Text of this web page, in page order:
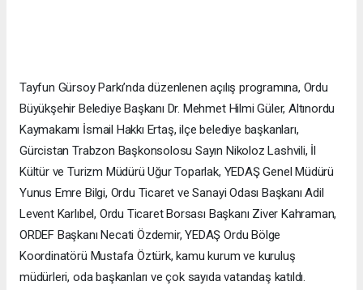
Tayfun Gürsoy Parkı’nda düzenlenen açılış programına, Ordu
Büyükşehir Belediye Başkanı Dr. Mehmet Hilmi Güler, Altınordu
Kaymakamı İsmail Hakkı Ertaş, ilçe belediye başkanları,
Gürcistan Trabzon Başkonsolosu Sayın Nikoloz Lashvili, İl
Kültür ve Turizm Müdürü Uğur Toparlak, YEDAŞ Genel Müdürü
Yunus Emre Bilgi, Ordu Ticaret ve Sanayi Odası Başkanı Adil
Levent Karlıbel, Ordu Ticaret Borsası Başkanı Ziver Kahraman,
ORDEF Başkanı Necati Özdemir, YEDAŞ Ordu Bölge
Koordinatörü Mustafa Öztürk, kamu kurum ve kuruluş
müdürleri, oda başkanları ve çok sayıda vatandaş katıldı.